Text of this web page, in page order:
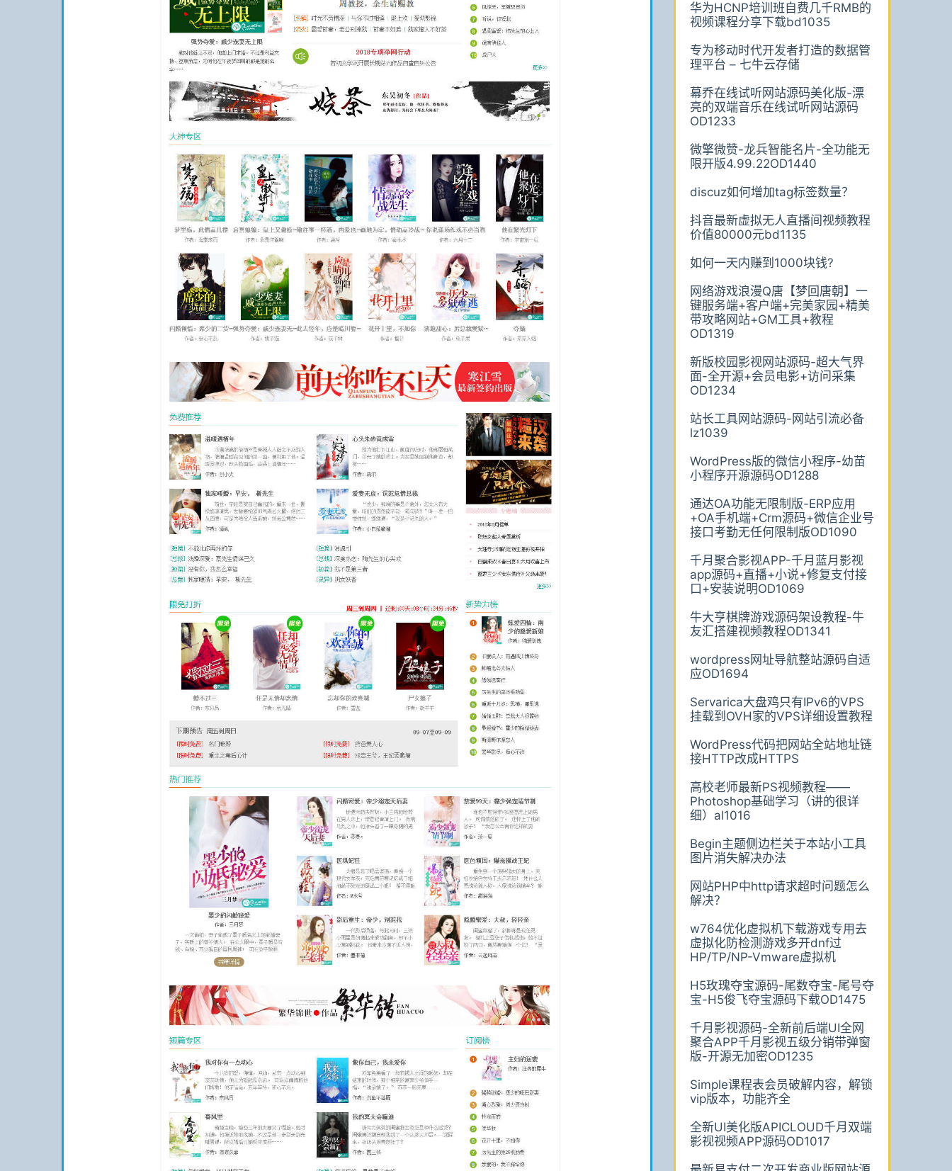
华为HCNP培训班自费几千RMB的
视频课程分享下载bd1035
专为移动时代开发者打造的数据管
理平台 – 七牛云存储
幕乔在线试听网站源码美化版-漂
亮的双端音乐在线试听网站源码
OD1233
微擎微赞-龙兵智能名片-全功能无
限开版4.99.22OD1440
discuz如何增加tag标签数量？
抖音最新虚拟无人直播间视频教程
价值80000元bd1135
如何一天内赚到1000块钱?
网络游戏浪漫Q唐【梦回唐朝】一
键服务端+客户端+完美家园+精美
带攻略网站+GM工具+教程
OD1319
新版校园影视网站源码-超大气界
面-全开源+会员电影+访问采集
OD1234
站长工具网站源码-网站引流必备
lz1039
WordPress版的微信小程序-幼苗
小程序开源源码OD1288
通达OA功能无限制版-ERP应用
+OA手机端+Crm源码+微信企业号
接口考勤无任何限制版OD1090
千月聚合影视APP-千月蓝月影视
app源码+直播+小说+修复支付接
口+安装说明OD1069
牛大亨棋牌游戏源码架设教程-牛
友汇搭建视频教程OD1341
wordpress网址导航整站源码自适
应OD1694
Servarica大盘鸡只有IPv6的VPS
挂载到OVH家的VPS详细设置教程
WordPress代码把网站全站地址链
接HTTP改成HTTPS
高校老师最新PS视频教程——
Photoshop基础学习（讲的很详
细）al1016
Begin主题侧边栏关于本站小工具
图片消失解决办法
网站PHP中http请求超时问题怎么
解决？
w764优化虚拟机下载游戏专用去
虚拟化防检测游戏多开dnf过
HP/TP/NP-Vmware虚拟机
H5玫瑰夺宝源码-尾数夺宝-尾号夺
宝-H5俊飞夺宝源码下载OD1475
千月影视源码-全新前后端UI全网
聚合APP千月影视五级分销带弹窗
版-开源无加密OD1235
Simple课程表会员破解内容，解锁
vip版本，功能齐全
全新UI美化版APICLOUD千月双端
影视视频APP源码OD1017